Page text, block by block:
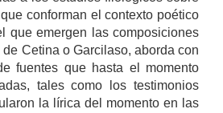
conforman el contexto poético
que emergen las composiciones
Cetina o Garcilaso, aborda con
fuentes que hasta el momento
tales como los testimonios
la lírica del momento en las